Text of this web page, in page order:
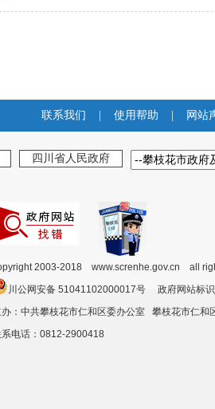
联系我们 使用帮助 网站
四川省人民政府
2003-2018 www.screnhe.gov.cn all
川公网安备 51041102000017号 政府网站
办：中共攀枝花市仁和区委办公室 攀枝花市仁
系电话：0812-2900418